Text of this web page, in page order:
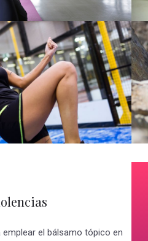
emplear el bálsamo tópico en